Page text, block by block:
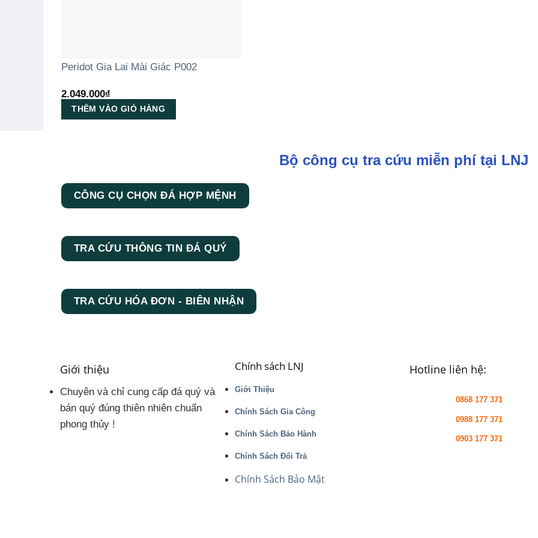
Peridot Gia Lai Mài Giác P002
2.049.000₫
THÊM VÀO GIỎ HÀNG
Bộ công cụ tra cứu miễn phí tại LNJ
CÔNG CỤ CHỌN ĐÁ HỢP MỆNH
TRA CỨU THÔNG TIN ĐÁ QUÝ
TRA CỨU HÓA ĐƠN - BIÊN NHẬN
Giới thiệu
Chuyên và chỉ cung cấp đá quý và
bán quý đúng thiên nhiên chuẩn
phong thủy !
Chính sách LNJ
Giới Thiệu
Chính Sách Gia Công
Chính Sách Bảo Hành
Chính Sách Đổi Trả
Chính Sách Bảo Mật
Hotline liên hệ:
0868 177 371
0988 177 371
0903 177 371